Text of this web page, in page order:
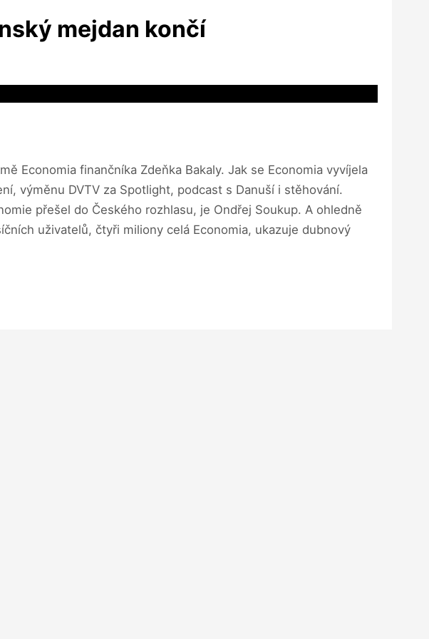
mejdan končí
Economia finančníka Zdeňka Bakaly. Jak se Economia vyvíjela
výměnu DVTV za Spotlight, podcast s Danuší i stěhování.
přešel do Českého rozhlasu, je Ondřej Soukup. A ohledně
uživatelů, čtyři miliony celá Economia, ukazuje dubnový